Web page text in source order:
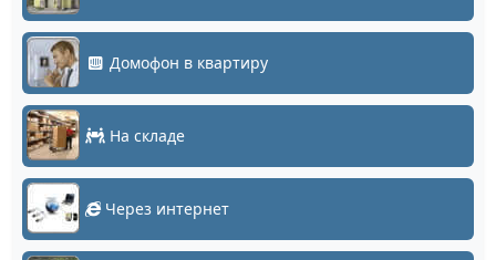
Домофон в квартиру
На складе
Через интернет